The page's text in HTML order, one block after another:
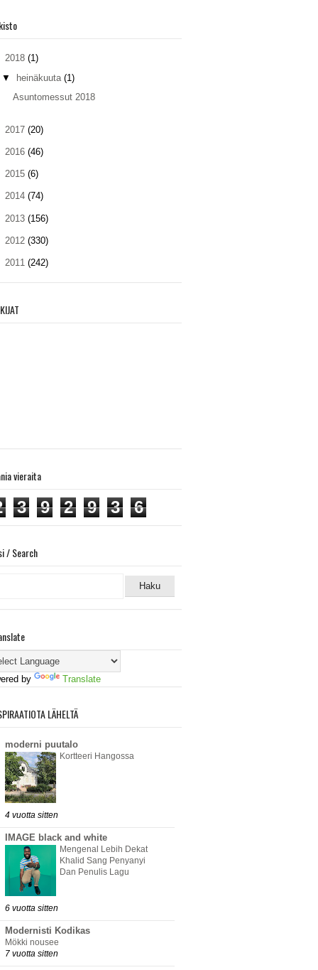
2018 (1)
▼ heinäkuuta (1)
Asuntomessut 2018
2017 (20)
2016 (46)
2015 (6)
2014 (74)
2013 (156)
2012 (330)
2011 (242)
vieraita
3 9 2 9 3 6
/ Search
by Translate
LÄHELTÄ
moderni puutalo
Kortteeri Hangossa
4 vuotta sitten
IMAGE black and white
Mengenal Lebih Dekat
Khalid Sang Penyanyi
Dan Penulis Lagu
6 vuotta sitten
Modernisti Kodikas
Mökki nousee
7 vuotta sitten